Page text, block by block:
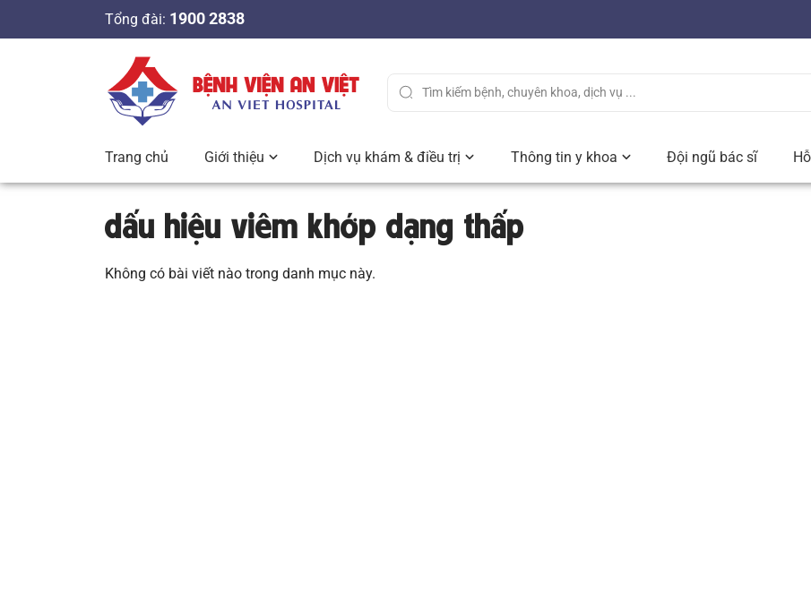
n
Tổng đài: 1900 2838
Trang chủ Giới thiệu Dịch vụ khám & điều trị Thông tin y khoa Đội ngũ bác sĩ
dấu hiệu viêm khớp dạng thấp
Không có bài viết nào trong danh mục này.